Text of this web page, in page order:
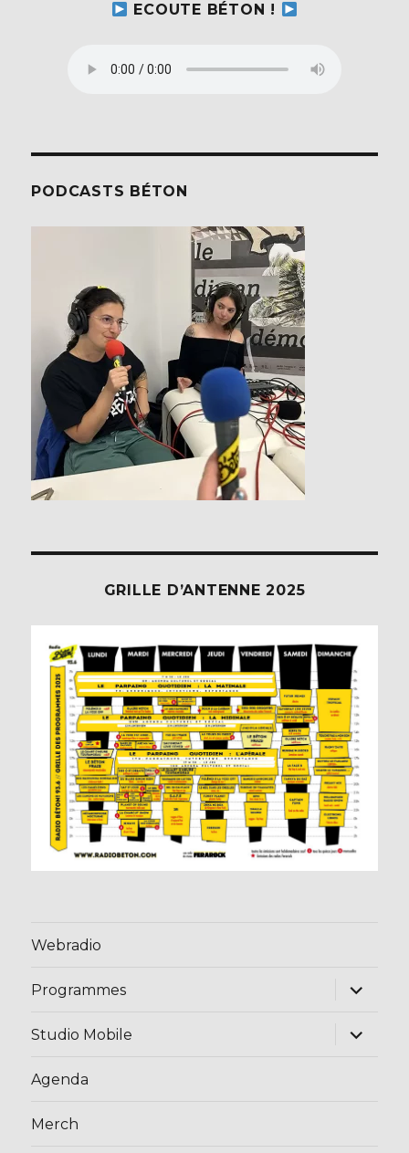
ECOUTE BÉTON !
PODCASTS BÉTON
GRILLE D’ANTENNE 2025
Webradio
Programmes
ouvrir
menu
Studio Mobile
ouvrir
Agenda
Merch